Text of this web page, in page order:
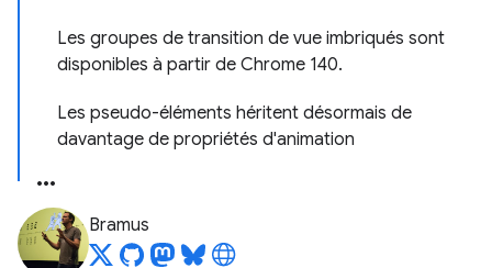
Les groupes de transition de vue imbriqués sont
disponibles à partir de Chrome 140.
Les pseudo-éléments héritent désormais de
davantage de propriétés d'animation
Bramus